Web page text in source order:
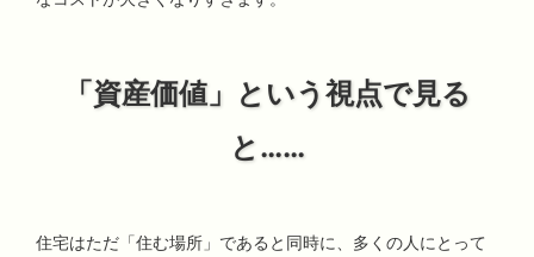
「資産価値」という視点で見る
と……
住宅はただ「住む場所」であると同時に、多くの人にとって